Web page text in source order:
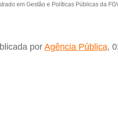
em Gestão e Políticas Públicas da
por Agência Pública,